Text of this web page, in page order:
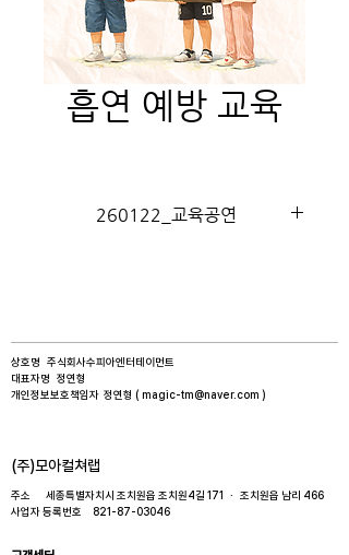
흡연 예방 교육
260122_교육공연
상호명 주식회사수피아엔터테이먼트​
대표자명 정연형​
개인정보보호책임자 정연형 ( magic-tm@naver.com )
​(주)모아컬쳐랩
주소 세종특별자치시 조치원읍 조치원4길 171 · 조치원읍 남리 466​
사업자 등록번호 821-87-03046